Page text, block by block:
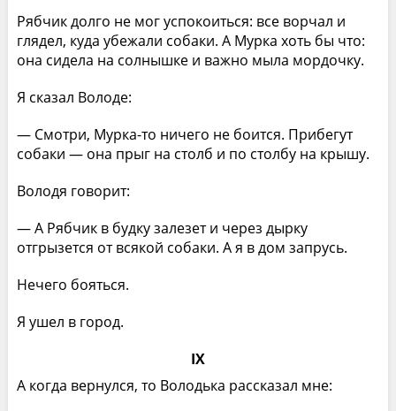
Рябчик долго не мог успокоиться: все ворчал и
глядел, куда убежали собаки. А Мурка хоть бы что:
она сидела на солнышке и важно мыла мордочку.
Я сказал Володе:
— Смотри, Мурка-то ничего не боится. Прибегут
собаки — она прыг на столб и по столбу на крышу.
Володя говорит:
— А Рябчик в будку залезет и через дырку
отгрызется от всякой собаки. А я в дом запрусь.
Нечего бояться.
Я ушел в город.
IX
А когда вернулся, то Володька рассказал мне: